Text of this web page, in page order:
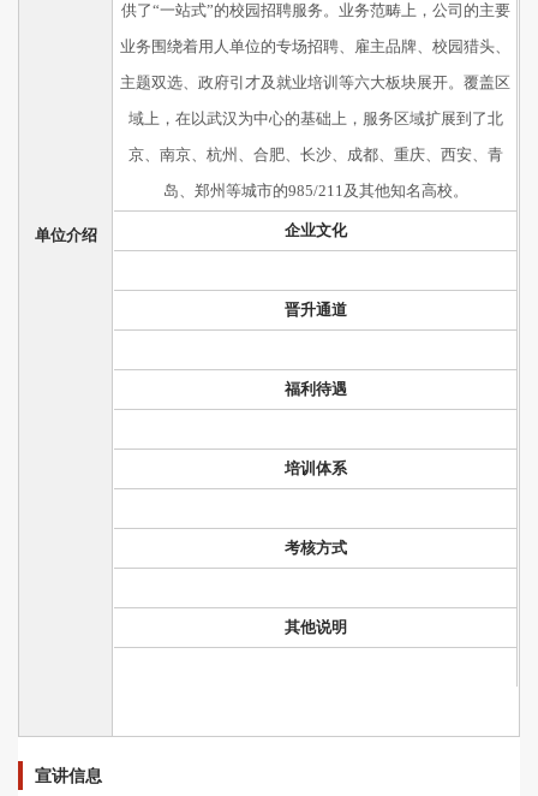
单位介绍
供了“一站式”的校园招聘服务。业务范畴上，公司的主要
业务围绕着用人单位的专场招聘、雇主品牌、校园猎头、
主题双选、政府引才及就业培训等六大板块展开。覆盖区
域上，在以武汉为中心的基础上，服务区域扩展到了北
京、南京、杭州、合肥、长沙、成都、重庆、西安、青
岛、郑州等城市的985/211及其他知名高校。
企业文化
晋升通道
福利待遇
培训体系
考核方式
其他说明
宣讲信息